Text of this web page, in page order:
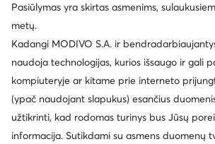
Pasiūlymas yra skirtas asmenims,
metų.
Kadangi MODIVO S.A. ir
naudoja technologijas, kurios išsaugo ir gali
kompiuteryje ar kitame prie interneto
(ypač naudojant slapukus) esančius
užtikrinti, kad rodomas turinys bus Jūsų
informacija. Sutikdami su asmens duomenų